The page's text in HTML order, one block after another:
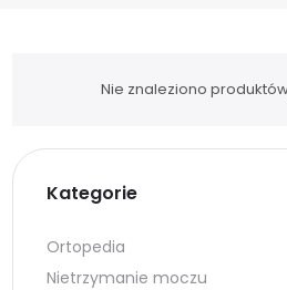
Nie znaleziono
Kategorie
Ortopedia
Nietrzymanie moczu